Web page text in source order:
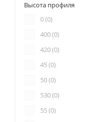
1500 (0)
16 ( 0
205 ( )
215 ( )
225 ( 0
235 ( 0
245 ( )
255 ( 0
Высота профиля
0 (0)
400 (0)
420 (0)
45 (0)
50 (0)
530 (0)
55 (0)